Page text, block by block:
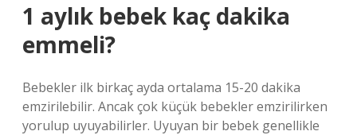
1 aylık bebek kaç dakika
emmeli?
Bebekler ilk birkaç ayda ortalama 15-20 dakika
emzirilebilir. Ancak çok küçük bebekler emzirilirken
yorulup uyuyabilirler. Uyuyan bir bebek genellikle